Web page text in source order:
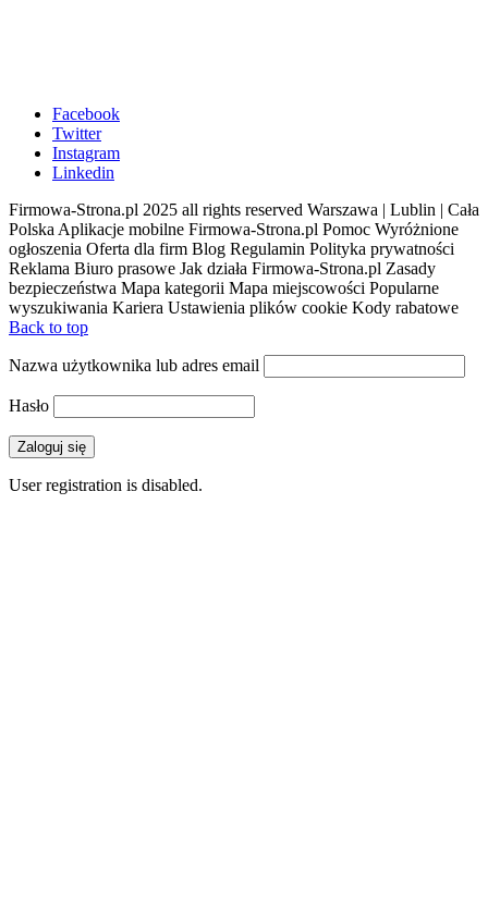
Facebook
Twitter
Instagram
Linkedin
Firmowa-Strona.pl 2025 all rights reserved Warszawa | Lublin | Cała
Polska Aplikacje mobilne Firmowa-Strona.pl Pomoc Wyróżnione
ogłoszenia Oferta dla firm Blog Regulamin Polityka prywatności
Reklama Biuro prasowe Jak działa Firmowa-Strona.pl Zasady
bezpieczeństwa Mapa kategorii Mapa miejscowości Popularne
wyszukiwania Kariera Ustawienia plików cookie Kody rabatowe
Back to top
Nazwa użytkownika lub adres email
Hasło
User registration is disabled.